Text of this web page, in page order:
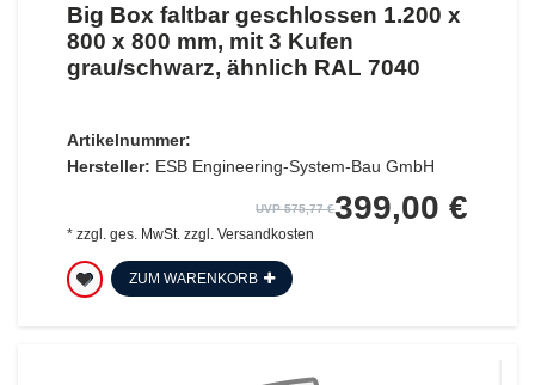
Big Box faltbar geschlossen 1.200 x
800 x 800 mm, mit 3 Kufen
grau/schwarz, ähnlich RAL 7040
Artikelnummer:
Hersteller: ESB Engineering-System-Bau GmbH
UVP 575,77 €399,00 €
* zzgl. ges. MwSt. zzgl. Versandkosten
ZUM WARENKORB